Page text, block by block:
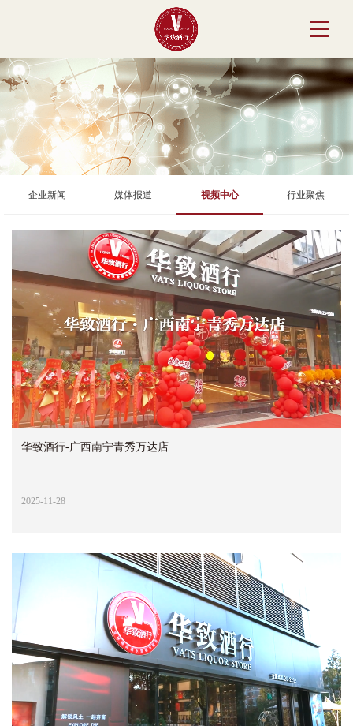
企业新闻 媒体报道 视频中心 行业聚焦
华致酒行-广西南宁青秀万达店
2025-11-28